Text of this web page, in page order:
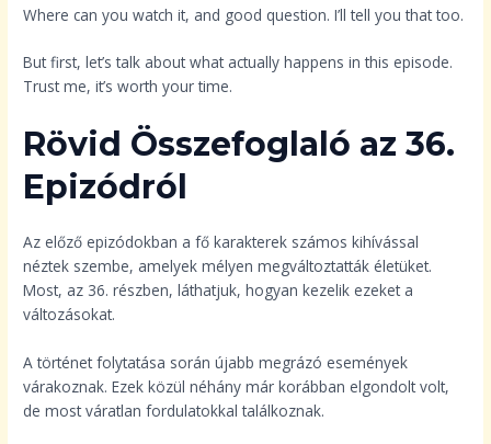
Where can you watch it, and good question. I’ll tell you that too.
But first, let’s talk about what actually happens in this episode.
Trust me, it’s worth your time.
Rövid Összefoglaló az 36.
Epizódról
Az előző epizódokban a fő karakterek számos kihívással
néztek szembe, amelyek mélyen megváltoztatták életüket.
Most, az 36. részben, láthatjuk, hogyan kezelik ezeket a
változásokat.
A történet folytatása során újabb megrázó események
várakoznak. Ezek közül néhány már korábban elgondolt volt,
de most váratlan fordulatokkal találkoznak.